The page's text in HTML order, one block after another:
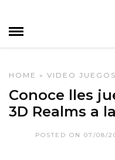
HOME » VIDEO JUEGOS
Conoce lles
3D Realms a
POSTED ON 07/08/